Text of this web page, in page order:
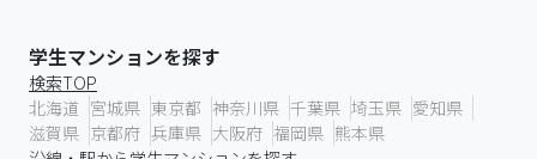
学生マンションを探す
検索TOP
北海道 宮城県 東京都 神奈川県 千葉県 埼玉県 愛知県
滋賀県 京都府 兵庫県 大阪府 福岡県 熊本県